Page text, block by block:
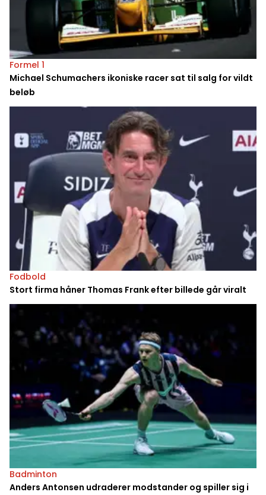
Formel 1
Michael Schumachers ikoniske racer sat til salg for vildt
beløb
Fodbold
Stort firma håner Thomas Frank efter billede går viralt
Badminton
Anders Antonsen udraderer modstander og spiller sig i